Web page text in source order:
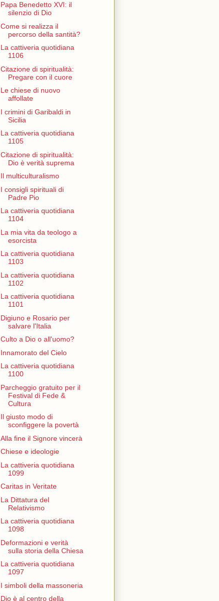
Papa Benedetto XVI: il
silenzio di Dio
Come si realizza il
percorso della santità?
La cattiveria quotidiana
1106
Citazione di spiritualità:
Pregare con il cuore
Le chiese di nuovo
affollate
I crimini di Garibaldi in
Sicilia
La cattiveria quotidiana
1105
Citazione di spiritualità:
Dio è verità suprema
Il multiculturalismo
I consigli spirituali di
Padre Pio
La cattiveria quotidiana
1104
La mia vita da teologo a
esorcista
La cattiveria quotidiana
1103
La cattiveria quotidiana
1102
La cattiveria quotidiana
1101
Digiuno e Rosario per
salvare l'Italia
Culto a Dio o all'uomo?
Innamorato del Cielo
La cattiveria quotidiana
1100
Parcheggio gratuito per il
Festival di Fede &
Cultura
Il giusto modo di
sconfiggere la povertà
Alla fine il Signore vincerà
Chiese e ideologie
La cattiveria quotidiana
1099
Caritas in Veritate
La Dittatura del
Relativismo
La cattiveria quotidiana
1098
Deformazioni e verità
sulla storia della Chiesa
La cattiveria quotidiana
1097
I simboli della massoneria
Dio è al centro della